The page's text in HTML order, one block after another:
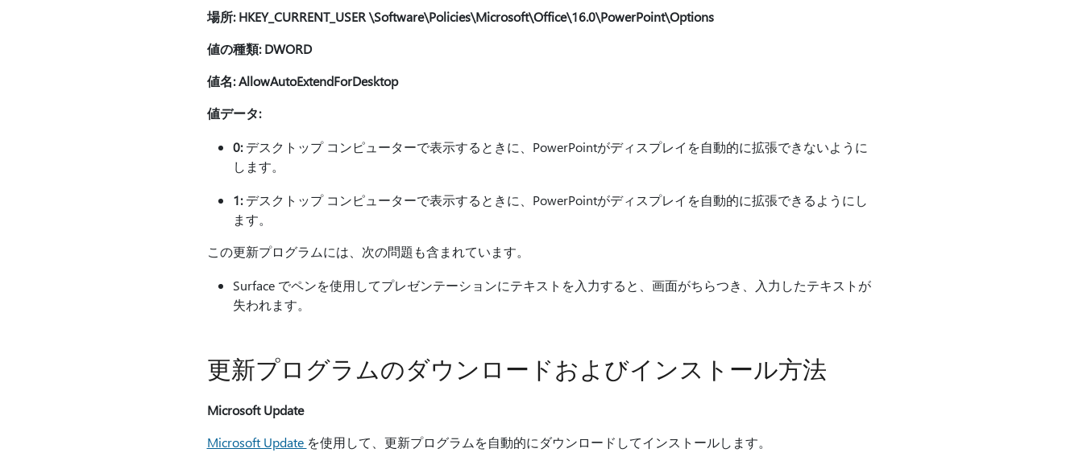
場所: HKEY_CURRENT_USER \Software\Policies\Microsoft\Office\16.0\PowerPoint\Options
値の種類: DWORD
値名: AllowAutoExtendForDesktop
値データ:
0:デスクトップ コンピューターで表示するときに、PowerPointがディスプレイを自動的に拡張できないように
します。
1:デスクトップ コンピューターで表示するときに、PowerPointがディスプレイを自動的に拡張できるようにし
ます。
この更新プログラムには、次の問題も含まれています。
Surface でペンを使用してプレゼンテーションにテキストを入力すると、画面がちらつき、入力したテキストが
失われます。
更新プログラムのダウンロードおよびインストール方法
Microsoft Update
Microsoft Update を使用して、更新プログラムを自動的にダウンロードしてインストールします。